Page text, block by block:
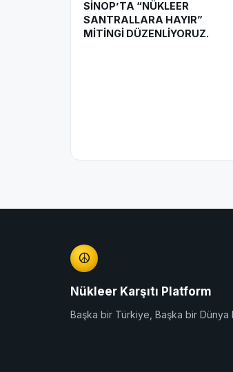
SİNOP’TA “NÜKLEER
SANTRALLARA HAYIR”
MİTİNGİ DÜZENLİYORUZ.
☮
Nükleer Karşıtı Platform
Başka bir Türkiye, Başka bir Dünya